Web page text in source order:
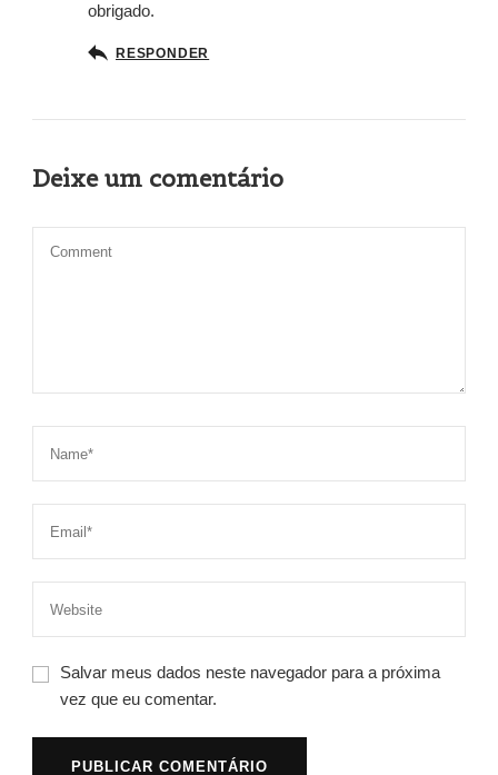
obrigado.
RESPONDER
Deixe um comentário
Salvar meus dados neste navegador para a próxima
vez que eu comentar.